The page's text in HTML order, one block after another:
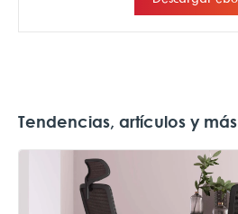
Tendencias, artículos y más